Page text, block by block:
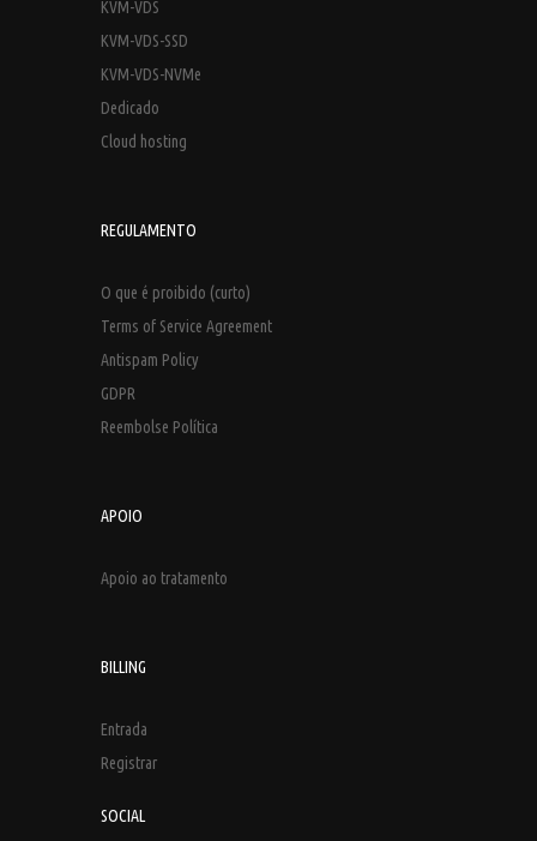
KVM-VDS
KVM-VDS-SSD
KVM-VDS-NVMe
Dedicado
Cloud hosting
REGULAMENTO
O que é proibido (curto)
Terms of Service Agreement
Antispam Policy
GDPR
Reembolse Política
APOIO
Apoio ao tratamento
BILLING
Entrada
Registrar
SOCIAL